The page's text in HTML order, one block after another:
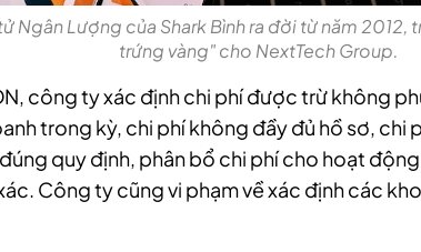
Ngân Lượng của Shark Bình ra đời từ năm 2012,
trứng vàng" cho NextTech Group.
công ty xác định chi phí được trừ không
trong kỳ, chi phí không đầy đủ hồ sơ, chi
quy định, phân bổ chi phí cho hoạt
Công ty cũng vi phạm về xác định các